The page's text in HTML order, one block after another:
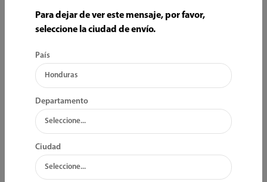
ORDENAR POR:
Para dejar de ver este mensaje, por favor,
seleccione la ciudad de envío.
País
Departamento
Ciudad